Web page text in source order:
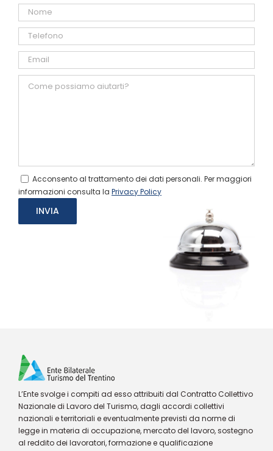
Acconsento al trattamento dei dati personali. Per maggiori
informazioni consulta la Privacy Policy
L’Ente svolge i compiti ad esso attribuiti dal Contratto Collettivo
Nazionale di Lavoro del Turismo, dagli accordi collettivi
nazionali e territoriali e eventualmente previsti da norme di
legge in materia di occupazione, mercato del lavoro, sostegno
al reddito dei lavoratori, formazione e qualificazione